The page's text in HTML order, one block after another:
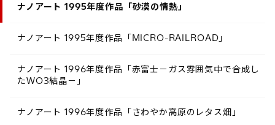
ナノアート 1995年度作品「砂漠の情熱」
ナノアート 1995年度作品「MICRO-RAILROAD」
ナノアート 1996年度作品「赤富士－ガス雰囲気中で合成し
たWO3結晶－」
ナノアート 1996年度作品「さわやか高原のレタス畑」